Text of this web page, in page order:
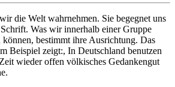
die Welt wahrnehmen. Sie begegnet uns
Was wir innerhalb einer Gruppe
können, bestimmt ihre Ausrichtung. Das
Beispiel zeigt:, In Deutschland benutzen
wieder offen völkisches Gedankengut